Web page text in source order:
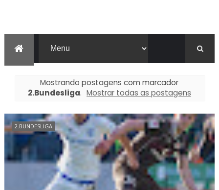
Mostrando postagens com marcador
2.Bundesliga. Mostrar todas as postagens
2.BUNDESLIGA